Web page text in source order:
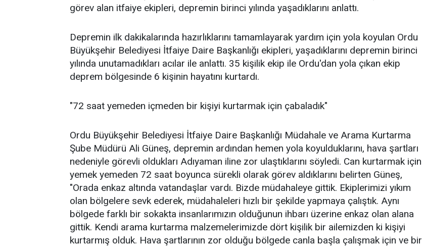
görev alan itfaiye ekipleri, depremin birinci yılında yaşadıklarını anlattı.
Depremin ilk dakikalarında hazırlıklarını tamamlayarak yardım için yola koyulan Ordu
Büyükşehir Belediyesi İtfaiye Daire Başkanlığı ekipleri, yaşadıklarını depremin birinci
yılında unutamadıkları acılar ile anlattı. 35 kişilik ekip ile Ordu'dan yola çıkan ekip
deprem bölgesinde 6 kişinin hayatını kurtardı.
"72 saat yemeden içmeden bir kişiyi kurtarmak için çabaladık"
Ordu Büyükşehir Belediyesi İtfaiye Daire Başkanlığı Müdahale ve Arama Kurtarma
Şube Müdürü Ali Güneş, depremin ardından hemen yola koyulduklarını, hava şartları
nedeniyle görevli oldukları Adıyaman iline zor ulaştıklarını söyledi. Can kurtarmak için
yemek yemeden 72 saat boyunca sürekli olarak görev aldıklarını belirten Güneş,
"Orada enkaz altında vatandaşlar vardı. Bizde müdahaleye gittik. Ekiplerimizi yıkım
olan bölgelere sevk ederek, müdahaleleri hızlı bir şekilde yapmaya çalıştık. Aynı
bölgede farklı bir sokakta insanlarımızın olduğunun ihbarı üzerine enkaz olan alana
gittik. Kendi arama kurtarma malzemelerimizde dört kişilik bir ailemizden ki kişiyi
kurtarmış olduk. Hava şartlarının zor olduğu bölgede canla başla çalışmak için ve bir